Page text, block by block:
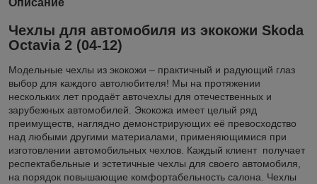
Чехлы для автомобиля из экокожи Skoda
Octavia 2 (04-12)
Модельные чехлы из экокожи – практичный и радующий глаз
выбор для каждого автолюбителя! Мы на протяжении
нескольких лет продаёт авточехлы для отечественных и
зарубежных автомобилей. Экокожа имеет целый ряд
преимуществ, наглядно демонстрирующих её превосходство
над любыми другими материалами, применяющимися при
изготовлении автомобильных чехлов. Каждый клиент получает
респектабельные и эстетичные чехлы для своего автомобиля,
на порядок повышающие комфортабельность салона. Чехлы